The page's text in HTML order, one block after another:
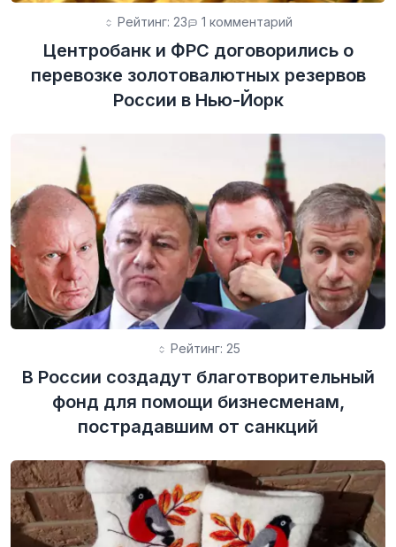
Рейтинг: 23 1 комментарий
Центробанк и ФРС договорились о
перевозке золотовалютных резервов
России в Нью-Йорк
Рейтинг: 25
В России создадут благотворительный
фонд для помощи бизнесменам,
пострадавшим от санкций